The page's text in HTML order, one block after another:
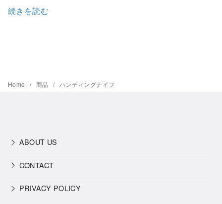
続きを読む
Home 商品 ハンティングナイフ
ABOUT US
CONTACT
PRIVACY POLICY